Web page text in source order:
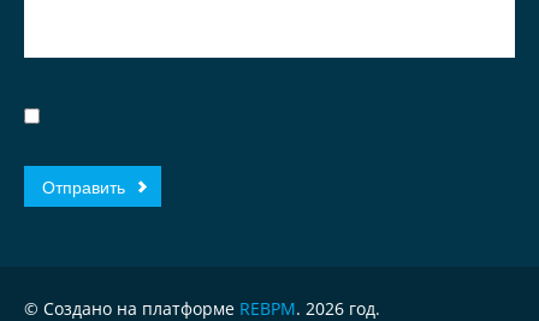
© Создано на платформе REBPM. 2026 год.